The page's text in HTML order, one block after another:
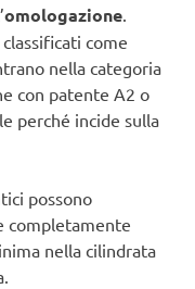
omologazione.
come
nella categoria
con patente A2 o
perché incide sulla
possono
completamente
nella cilindrata